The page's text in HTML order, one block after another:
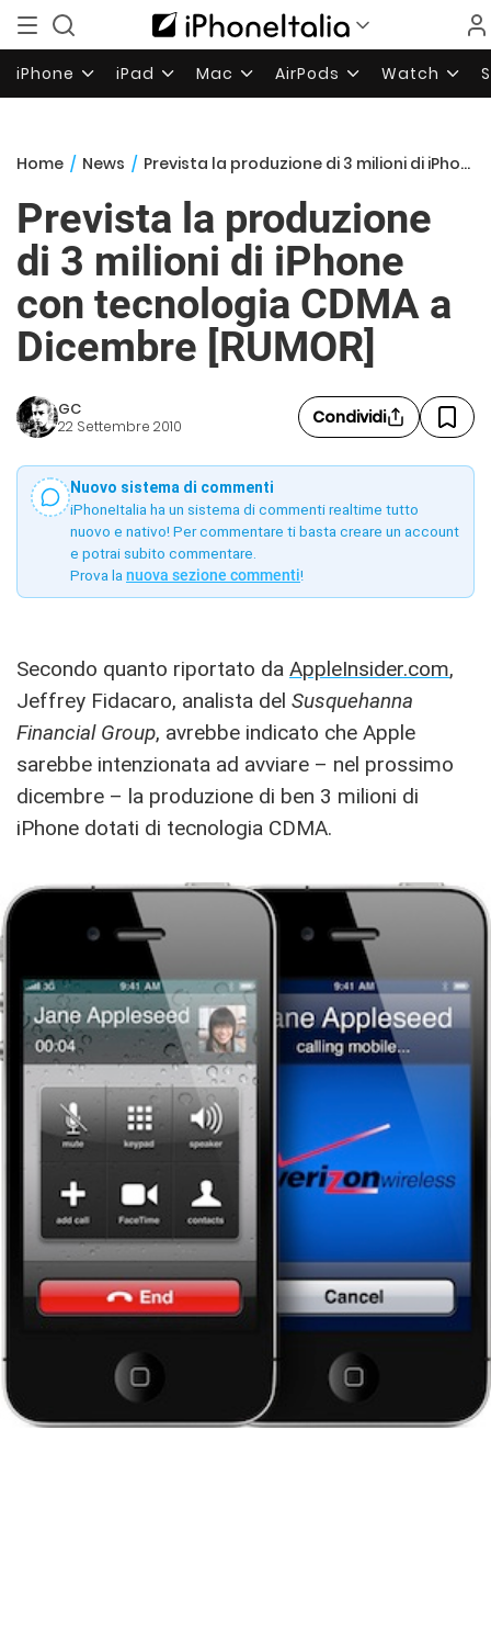
iPhone iPad Mac AirPods Watch
Home / News / Prevista la produzione di 3 milioni di iPhone con tecnologia CDMA a Dicembre [RUMOR]
Prevista la produzione
di 3 milioni di iPhone
con tecnologia CDMA a
Dicembre [RUMOR]
GC
22 Settembre 2010 Condividi
Nuovo sistema di commenti
iPhoneItalia ha un sistema di commenti realtime tutto
nuovo e nativo! Per commentare ti basta creare un account
e potrai subito commentare.
Prova la nuova sezione commenti!
Secondo quanto riportato da AppleInsider.com,
Jeffrey Fidacaro, analista del Susquehanna
Financial Group, avrebbe indicato che Apple
sarebbe intenzionata ad avviare – nel prossimo
dicembre – la produzione di ben 3 milioni di
iPhone dotati di tecnologia CDMA.